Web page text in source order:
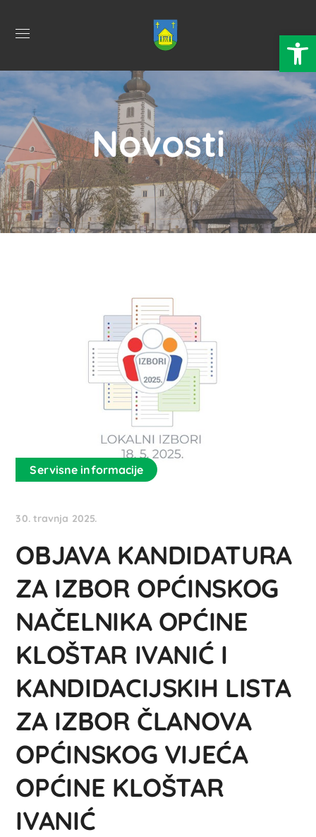
Novosti
Servisne informacije
30. travnja 2025.
OBJAVA KANDIDATURA
ZA IZBOR OPĆINSKOG
NAČELNIKA OPĆINE
KLOŠTAR IVANIĆ I
KANDIDACIJSKIH LISTA
ZA IZBOR ČLANOVA
OPĆINSKOG VIJEĆA
OPĆINE KLOŠTAR
IVANIĆ